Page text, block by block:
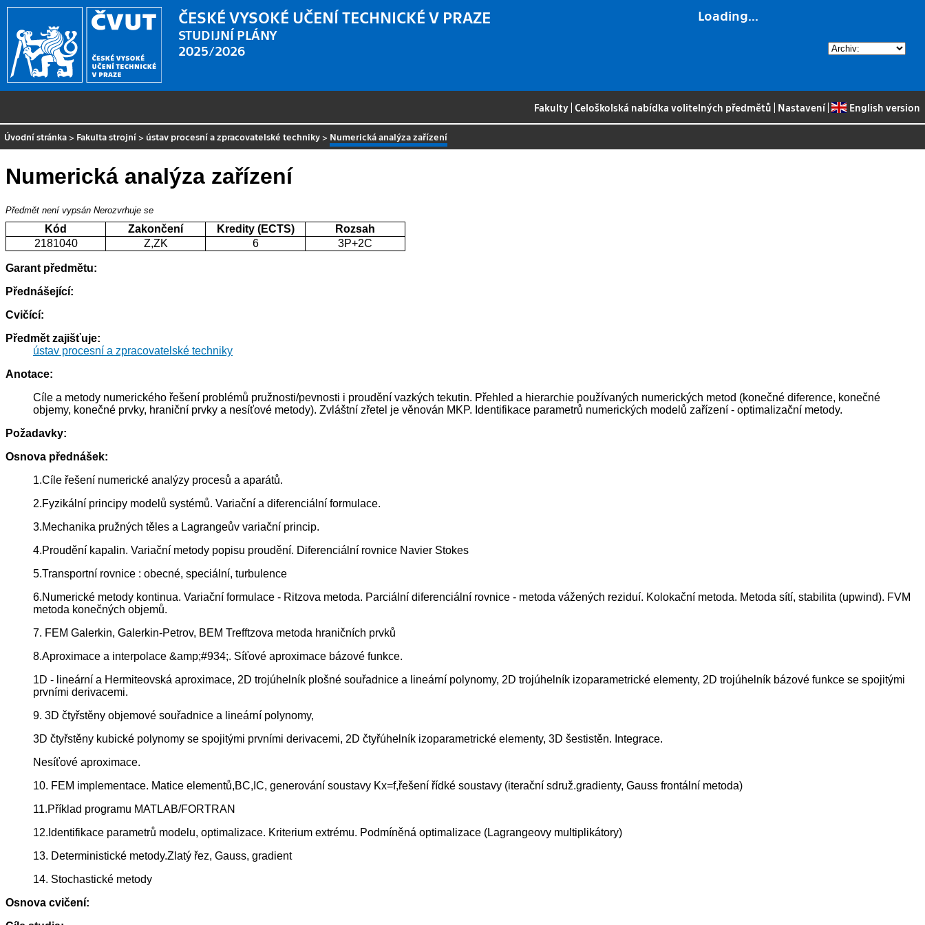
Loading...
ČESKÉ VYSOKÉ UČENÍ TECHNICKÉ V PRAZE
STUDIJNÍ PLÁNY
2025/2026
Fakulty |Celoškolská nabídka volitelných předmětů Nastavení| English version
Úvodní stránka > Fakulta strojní > ústav procesní a zpracovatelské techniky > Numerická analýza zařízení
Numerická analýza zařízení
Předmět není vypsán Nerozvrhuje se
Kód Zakončení Kredity (ECTS)
Rozsah
2181040
Z,ZK 6 3P+2C
Garant předmětu:
Přednášející:
Cvičící:
Předmět zajišťuje:
ústav procesní a zpracovatelské techniky
Anotace:
Cíle a metody numerického řešení problémů pružnosti/pevnosti i proudění vazkých tekutin. Přehled a hierarchie používaných numerických metod (konečné diference, konečné
objemy, konečné prvky, hraniční prvky a nesíťové metody). Zvláštní zřetel je věnován MKP. Identifikace parametrů numerických modelů zařízení - optimalizační metody.
Požadavky:
Osnova přednášek:
1.Cíle řešení numerické analýzy procesů a aparátů.
2.Fyzikální principy modelů systémů. Variační a diferenciální formulace.
3.Mechanika pružných těles a Lagrangeův variační princip.
4.Proudění kapalin. Variační metody popisu proudění. Diferenciální rovnice Navier Stokes
5.Transportní rovnice : obecné, speciální, turbulence
6.Numerické metody kontinua. Variační formulace - Ritzova metoda. Parciální diferenciální rovnice - metoda vážených reziduí. Kolokační metoda. Metoda sítí, stabilita (upwind). FVM
metoda konečných objemů.
7. FEM Galerkin, Galerkin-Petrov, BEM Trefftzova metoda hraničních prvků
8.Aproximace a interpolace &amp;#934;. Síťové aproximace bázové funkce.
1D - lineární a Hermiteovská aproximace, 2D trojúhelník plošné souřadnice a lineární polynomy, 2D trojúhelník izoparametrické elementy, 2D trojúhelník bázové funkce se spojitými
prvními derivacemi.
9. 3D čtyřstěny objemové souřadnice a lineární polynomy,
3D čtyřstěny kubické polynomy se spojitými prvními derivacemi, 2D čtyřúhelník izoparametrické elementy, 3D šestistěn. Integrace.
Nesíťové aproximace.
10. FEM implementace. Matice elementů,BC,IC, generování soustavy Kx=f,řešení řídké soustavy (iterační sdruž.gradienty, Gauss frontální metoda)
11.Příklad programu MATLAB/FORTRAN
12.Identifikace parametrů modelu, optimalizace. Kriterium extrému. Podmíněná optimalizace (Lagrangeovy multiplikátory)
13. Deterministické metody.Zlatý řez, Gauss, gradient
14. Stochastické metody
Osnova cvičení: